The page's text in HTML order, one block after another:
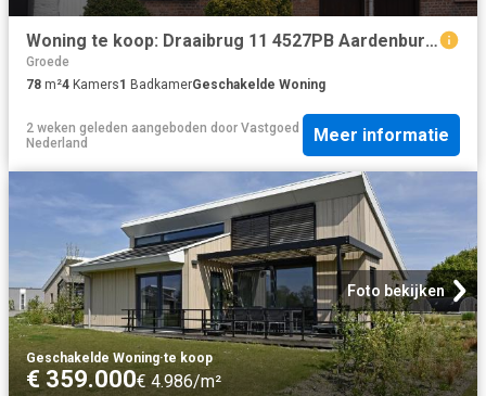
Woning te koop: Draaibrug 11 4527PB Aardenburg Vastgoed Nederland
Groede
78 m²4 Kamers1 BadkamerGeschakelde Woning
2 weken geleden aangeboden door Vastgoed
Nederland
Meer informatie
Foto bekijken
Geschakelde Woning·te koop
€ 359.000€ 4.986/m²